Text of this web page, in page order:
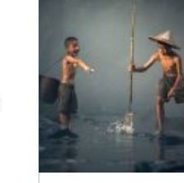
underværker, historiske
steder, livlige byer og en
unik kultur. Beliggende i
det sydøstlige Asi...